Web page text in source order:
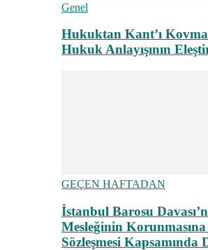
Genel
Hukuktan Kant’ı
Hukuk Anlayışının
GEÇEN HAFTADAN
İstanbul Barosu
Mesleğinin
Sözleşmesi Kapsamında